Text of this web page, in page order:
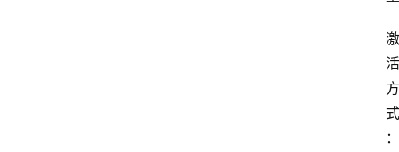
激
活
方
式
：